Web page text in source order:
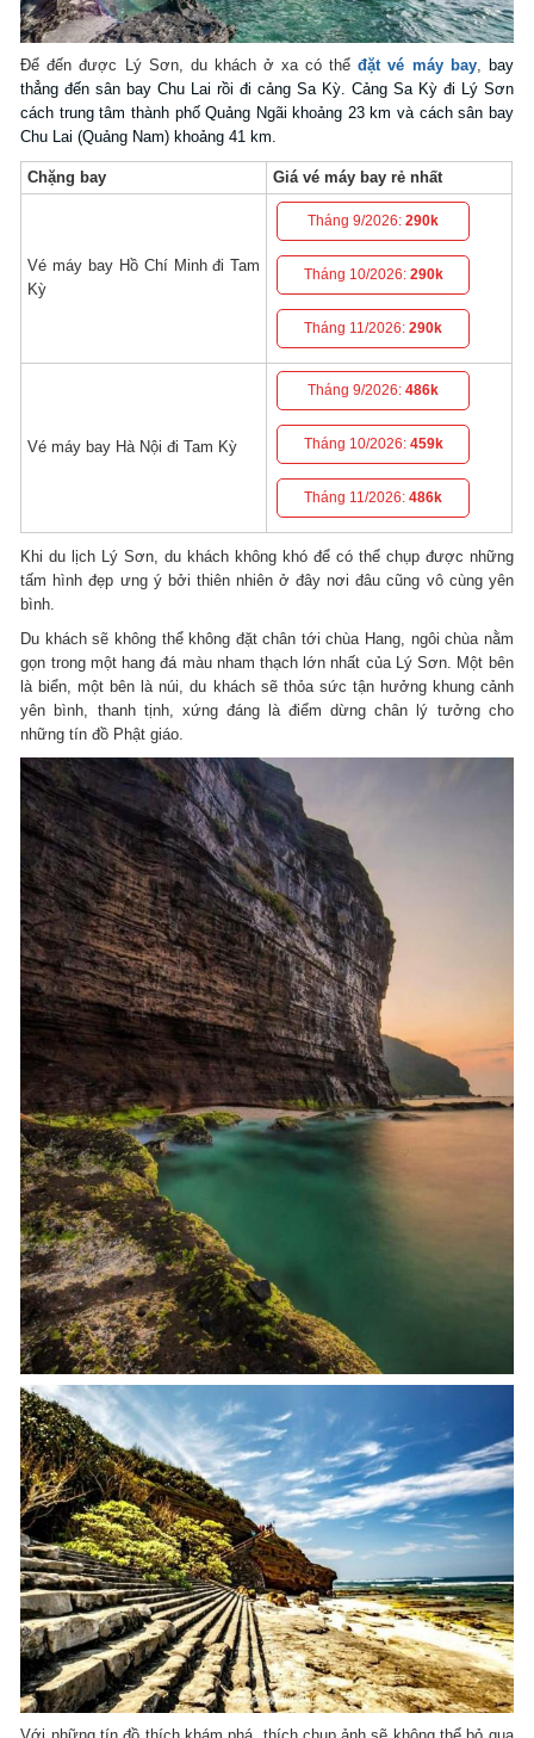
Để đến được Lý Sơn, du khách ở xa có thểđặt vé máy bay,
bay
thẳng đến sân bay Chu Lai rồi đi cảng Sa Kỳ. Cảng Sa Kỳ đi Lý Sơn
cách trung tâm thành phố Quảng Ngãi khoảng 23 km và cách sân bay
Chu Lai (Quảng Nam) khoảng 41 km.
Chặng bay Giá vé máy bay rẻ nhất
Vé máy bay Hồ Chí Minh đi Tam
Kỳ
Tháng 9/2026:290k
Tháng 10/2026: 290k
Tháng 11/2026:290k
Vé máy bay Hà Nội đi Tam Kỳ
Tháng 9/2026:486k
Tháng 10/2026: 459k
Tháng 11/2026:486k
Khi du lịch Lý Sơn, du khách không khó để có thể chụp được những
tấm hình đẹp ưng ý bởi thiên nhiên ở đây nơi đâu cũng vô cùng yên
bình.
Du khách sẽ không thể không đặt chân tới chùa Hang, ngôi chùa nằm
gọn trong một hang đá màu nham thạch lớn nhất của Lý Sơn. Một bên
là biển, một bên là núi, du khách sẽ thỏa sức tận hưởng khung cảnh
yên bình, thanh tịnh, xứng đáng là điểm dừng chân lý tưởng cho
những tín đồ Phật giáo.